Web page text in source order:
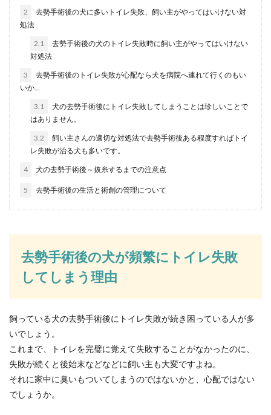
でおすす...
コーディネートについて
考えらけれどなんだかまとまりがないような？か
100均材料で子供と一緒に作る簡単可
愛い手作りアクセサリー
もありますが...
2
去勢手術後の犬に多いトイレ失敗、飼い主がやってはいけない対
処法
2.1
去勢手術後の犬のトイレ失敗時に飼い主がやってはいけない
対処法
3
去勢手術後のトイレ失敗が心配なら犬を病院へ連れて行くのもい
いか…
3.1
犬の去勢手術後にトイレ失敗してしまうことは珍しいことで
はありません。
3.2
飼い主さんの適切な対処法で去勢手術後ある程度すればトイ
レ失敗が治る犬も多いです。
4 犬の去勢手術後～抜糸するまでの注意点
5 去勢手術後の生活と術創の管理について
去勢手術後の犬が頻繁にトイレ失敗
してしまう理由
飼っている犬の去勢手術後にトイレ失敗が続き困っている人が多
いでしょう。
これまで、トイレを完璧に覚えて失敗することがなかったのに、
失敗が続くと後始末などなどに飼い主も大変ですよね。
それに家中に臭いもついてしまうのではないかと、心配ではない
でしょうか。